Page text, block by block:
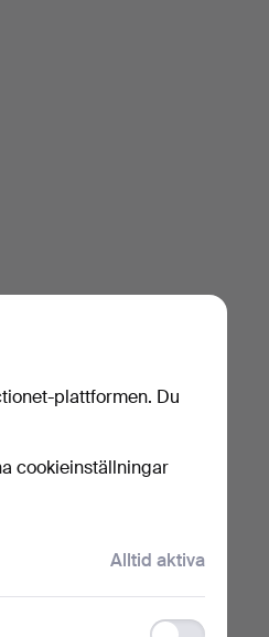
.
plattformen. Du
cookieinställningar
Alltid aktiva
Functionality